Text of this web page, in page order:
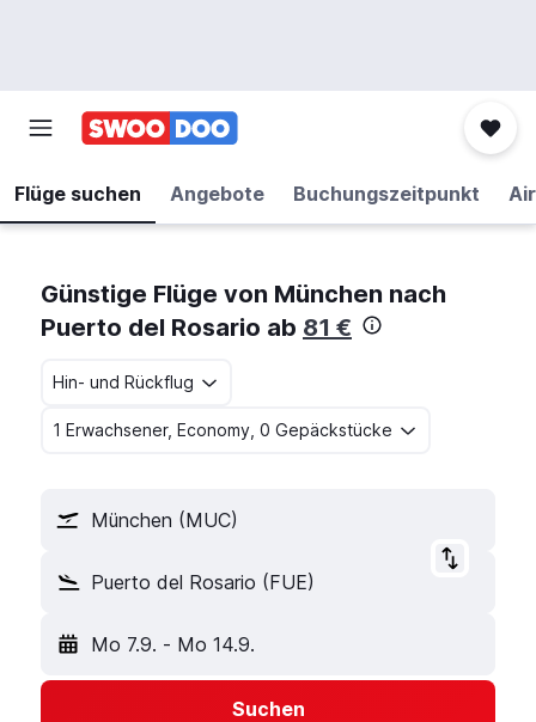
Flüge suchen Angebote Buchungszeitpunkt
Günstige Flüge von München nach
Puerto del Rosario ab 81 €
Hin- und Rückflug
1 Erwachsener, Economy, 0 Gepäckstücke
München (MUC)
Puerto del Rosario (FUE)
Mo 7.9. - Mo 14.9.
Suchen